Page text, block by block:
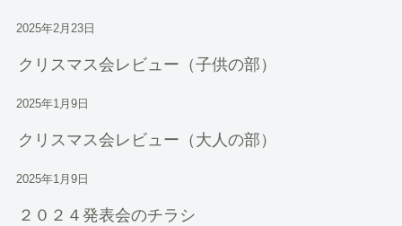
2025年2月23日
クリスマス会レビュー（子供の部）
2025年1月9日
クリスマス会レビュー（大人の部）
2025年1月9日
２０２４発表会のチラシ